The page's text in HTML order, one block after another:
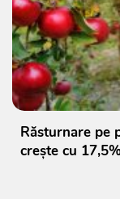
Răsturnare pe
crește cu